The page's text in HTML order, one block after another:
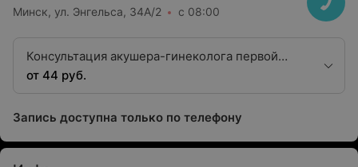
Минск, ул. Энгельса, 34А/2 с 08:00
Консультация акушера-гинеколога первой
квалификационной категории
от 44 руб.
Запись доступна только по телефону